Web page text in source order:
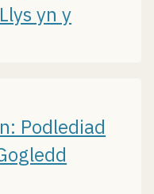
yn y
Podlediad